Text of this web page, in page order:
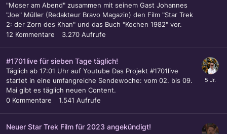
"Moser am Abend" zusammen mit seinem Gast Johannes
"Joe" Müller (Redakteur Bravo Magazin) den Film "Star Trek
2: der Zorn des Khan" und das Buch "Kochen 1982" vor.
12 Kommentare 3.270 Aufrufe
#1701live für sieben Tage täglich!
Täglich ab 17:01 Uhr auf Youtube Das Projekt #1701live
startet in eine umfangreiche Sendewoche: vom 02. bis 09.
Mai gibt es täglich neuen Content.
0 Kommentare 1.541 Aufrufe
Neuer Star Trek Film für 2023 angekündigt!